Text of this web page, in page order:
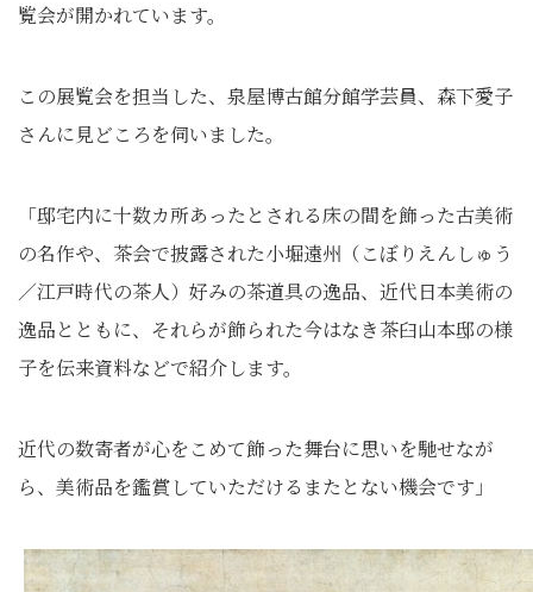
覧会が開かれています。
この展覧会を担当した、泉屋博古館分館学芸員、森下愛子
さんに見どころを伺いました。
「邸宅内に十数カ所あったとされる床の間を飾った古美術
の名作や、茶会で披露された小堀遠州（こぼりえんしゅう
／江戸時代の茶人）好みの茶道具の逸品、近代日本美術の
逸品とともに、それらが飾られた今はなき茶臼山本邸の様
子を伝来資料などで紹介します。
近代の数寄者が心をこめて飾った舞台に思いを馳せなが
ら、美術品を鑑賞していただけるまたとない機会です」